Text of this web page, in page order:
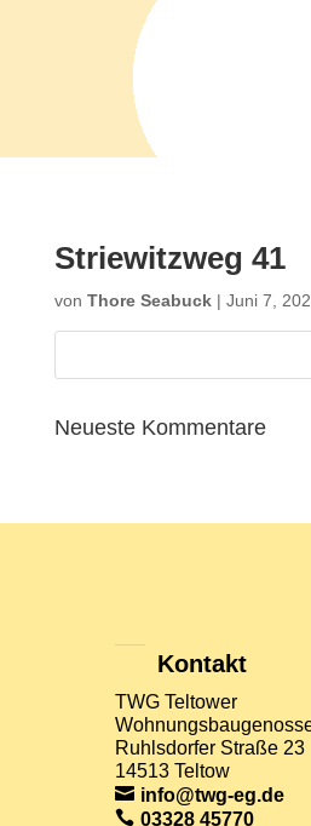
Striewitzweg 41
von Thore Seabuck| Juni 7,
Neueste Kommentare
Kontakt
TWG Teltower
Ruhlsdorfer Straße 23
14513 Teltow
info@twg-eg.de
03328 45770